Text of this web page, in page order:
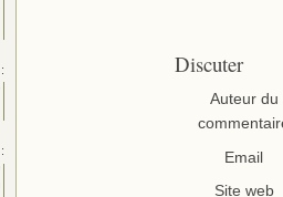
Discuter
Auteur du
Email
Site web
:
: